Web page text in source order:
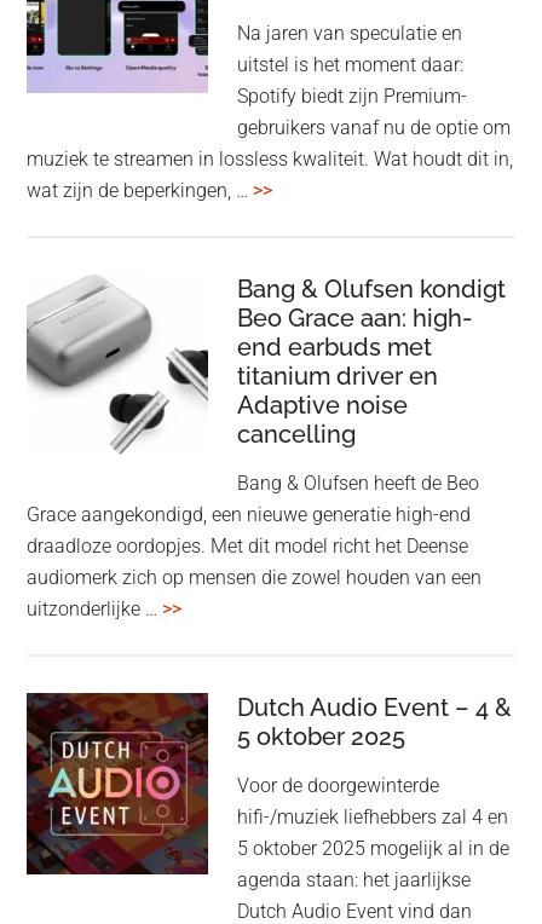
Na jaren van speculatie en
uitstel is het moment daar:
Spotify biedt zijn Premium-
gebruikers vanaf nu de optie om
muziek te streamen in lossless kwaliteit. Wat houdt dit in,
wat zijn de beperkingen, … >>overSpotify
nu
ook
in
‘lossless’
kwaliteit
Bang & Olufsen kondigt
Beo Grace aan: high-
end earbuds met
titanium driver en
Adaptive noise
cancelling
Bang & Olufsen heeft de Beo
Grace aangekondigd, een nieuwe generatie high-end
draadloze oordopjes. Met dit model richt het Deense
audiomerk zich op mensen die zowel houden van een
uitzonderlijke … >>overBang
kondigt
Beo
Grace
aan:
high-
end
earbuds
Dutch Audio Event – 4 &
5 oktober 2025
Voor de doorgewinterde
hifi-/muziek liefhebbers zal 4 en
5 oktober 2025 mogelijk al in de
agenda staan: het jaarlijkse
Dutch Audio Event vind dan